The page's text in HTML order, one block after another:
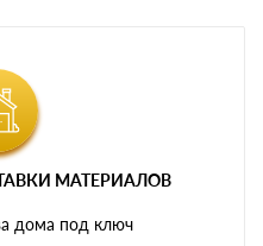
МАТЕРИАЛОВ
дома под ключ